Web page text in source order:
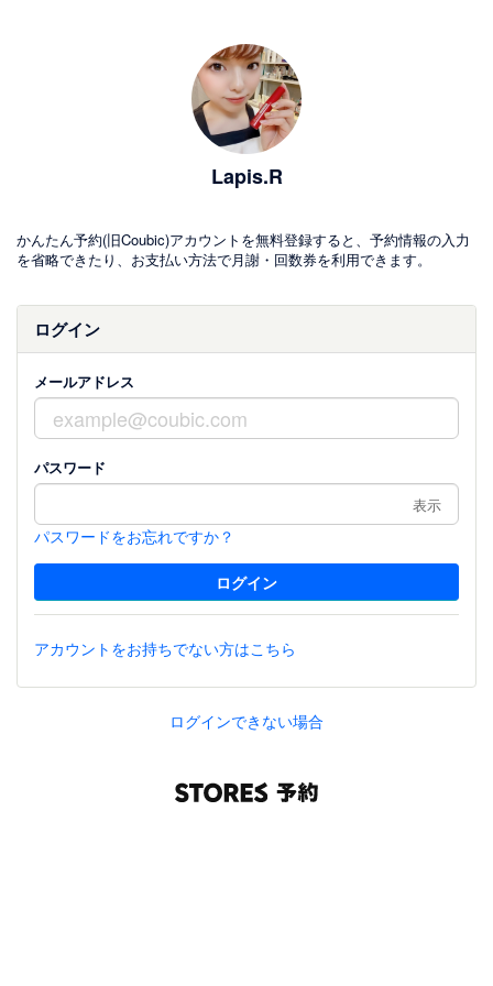
Lapis.R
かんたん予約(旧Coubic)アカウントを無料登録すると、予約情報の入力
を省略できたり、お支払い方法で月謝・回数券を利用できます。
ログイン
メールアドレス
パスワード
表示
パスワードをお忘れですか？
アカウントをお持ちでない方はこちら
ログインできない場合